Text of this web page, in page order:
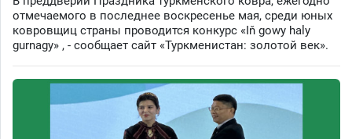
отмечаемого в последнее воскресенье мая, среди юных
ковровщиц страны проводится конкурс «Iň gowy haly
gurnagy» , - сообщает сайт «Туркменистан: золотой век».